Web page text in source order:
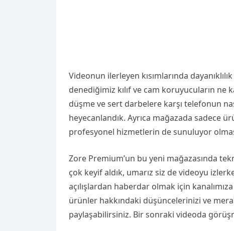
Videonun ilerleyen kısımlarında
denediğimiz kılıf ve cam koruyucuların
düşme ve sert darbelere karşı telefonun
heyecanlandık. Ayrıca mağazada sadece
profesyonel hizmetlerin de sunuluyor
Zore Premium’un bu yeni mağazasında
çok keyif aldık, umarız siz de videoyu
açılışlardan haberdar olmak için
ürünler hakkındaki düşüncelerinizi ve
paylaşabilirsiniz. Bir sonraki videoda